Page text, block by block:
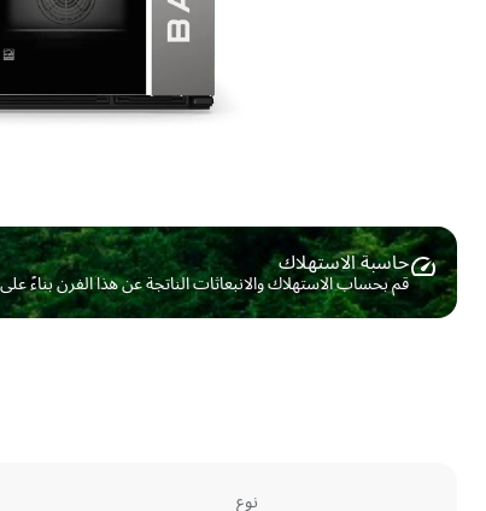
حاسبة الاستهلاك ​
قم بحساب الاستهلاك والانبعاثات الناتجة عن هذا الفرن بناءً
نوع